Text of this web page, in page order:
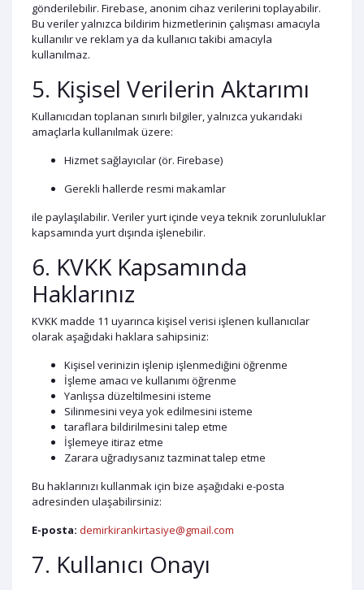
gönderilebilir. Firebase, anonim cihaz verilerini toplayabilir.
Bu veriler yalnızca bildirim hizmetlerinin çalışması amacıyla
kullanılır ve reklam ya da kullanıcı takibi amacıyla
kullanılmaz.
5. Kişisel Verilerin Aktarımı
Kullanıcıdan toplanan sınırlı bilgiler, yalnızca yukarıdaki
amaçlarla kullanılmak üzere:
Hizmet sağlayıcılar (ör. Firebase)
Gerekli hallerde resmi makamlar
ile paylaşılabilir. Veriler yurt içinde veya teknik zorunluluklar
kapsamında yurt dışında işlenebilir.
6. KVKK Kapsamında
Haklarınız
KVKK madde 11 uyarınca kişisel verisi işlenen kullanıcılar
olarak aşağıdaki haklara sahipsiniz:
Kişisel verinizin işlenip işlenmediğini öğrenme
İşleme amacı ve kullanımı öğrenme
Yanlışsa düzeltilmesini isteme
Silinmesini veya yok edilmesini isteme
taraflara bildirilmesini talep etme
İşlemeye itiraz etme
Zarara uğradıysanız tazminat talep etme
Bu haklarınızı kullanmak için bize aşağıdaki e-posta
adresinden ulaşabilirsiniz:
E-posta: demirkirankirtasiye@gmail.com
7. Kullanıcı Onayı